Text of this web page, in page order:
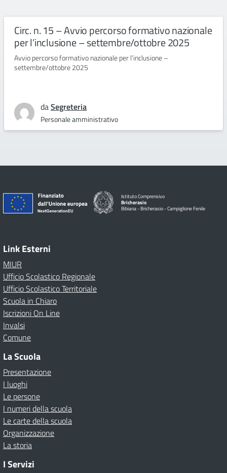
Circ. n. 15 – Avvio percorso formativo nazionale
per l’inclusione – settembre/ottobre 2025
Avvio percorso formativo nazionale per l’inclusione –
settembre/ottobre 2025
daSegreteria
Personale amministrativo
Istituto Comprensivo
Bricherasio
Bibiana - Bricherasio - Campiglione Fenile
Link Esterni
MIUR
Ufficio Scolastico Regionale
Ufficio Scolastico Territoriale
Scuola in Chiaro
Iscrizioni On Line
Invalsi
Comune
La Scuola
Presentazione
I luoghi
Le persone
I numeri della scuola
Le carte della scuola
Organizzazione
La storia
I Servizi